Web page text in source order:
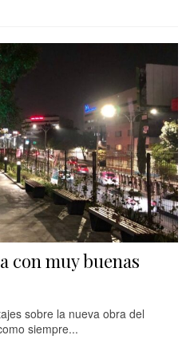
con muy buenas
sobre la nueva obra del
siempre...